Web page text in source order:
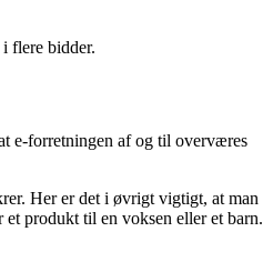
flere bidder.
e-forretningen af og til overværes
Her er det i øvrigt vigtigt, at man
produkt til en voksen eller et barn.